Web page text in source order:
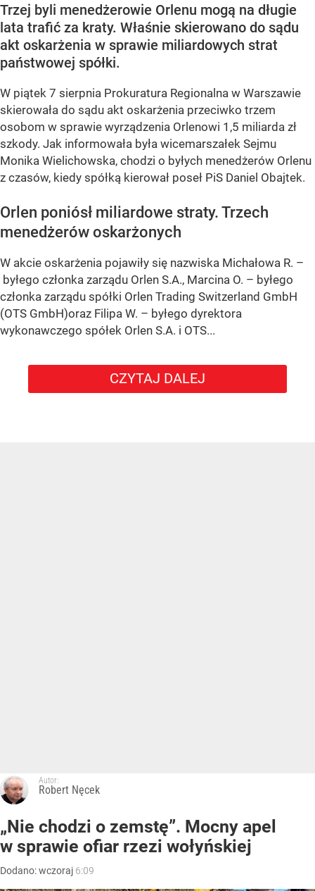
Trzej byli menedżerowie Orlenu mogą na długie
lata trafić za kraty. Właśnie skierowano do sądu
akt oskarżenia w sprawie miliardowych strat
państwowej spółki.
W piątek 7 sierpnia Prokuratura Regionalna w Warszawie
skierowała do sądu akt oskarżenia przeciwko trzem
osobom w sprawie wyrządzenia Orlenowi 1,5 miliarda zł
szkody. Jak informowała była wicemarszałek Sejmu
Monika Wielichowska, chodzi o byłych menedżerów Orlenu
z czasów, kiedy spółką kierował poseł PiS Daniel Obajtek.
Orlen poniósł miliardowe straty. Trzech
menedżerów oskarżonych
W akcie oskarżenia pojawiły się nazwiska Michałowa R. –
byłego członka zarządu Orlen S.A., Marcina O. – byłego
członka zarządu spółki Orlen Trading Switzerland GmbH
(OTS GmbH)oraz Filipa W. – byłego dyrektora
wykonawczego spółek Orlen S.A. i OTS...
CZYTAJ DALEJ
Autor:
Robert Nęcek
„Nie chodzi o zemstę”. Mocny apel
w sprawie ofiar rzezi wołyńskiej
Dodano:wczoraj 6:09